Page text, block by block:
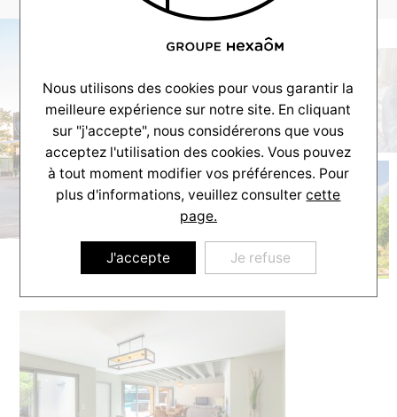
Nous utilisons des cookies pour vous garantir la
meilleure expérience sur notre site. En cliquant
sur "j'accepte", nous considérerons que vous
acceptez l'utilisation des cookies. Vous pouvez
à tout moment modifier vos préférences. Pour
plus d'informations, veuillez consultercette
page.
J'accepte Je refuse